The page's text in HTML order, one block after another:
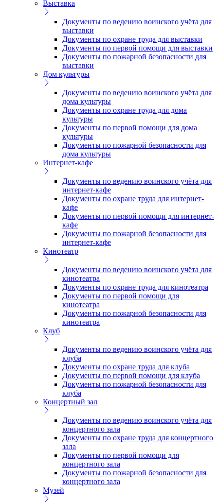
Выставка
Документы по ведению воинского учёта для
выставки
Документы по охране труда для выставки
Документы по первой помощи для выставки
Документы по пожарной безопасности для
выставки
Дом культуры
Документы по ведению воинского учёта для
дома культуры
Документы по охране труда для дома
культуры
Документы по первой помощи для дома
культуры
Документы по пожарной безопасности для
дома культуры
Интернет-кафе
Документы по ведению воинского учёта для
интернет-кафе
Документы по охране труда для интернет-
кафе
Документы по первой помощи для интернет-
кафе
Документы по пожарной безопасности для
интернет-кафе
Кинотеатр
Документы по ведению воинского учёта для
кинотеатра
Документы по охране труда для кинотеатра
Документы по первой помощи для
кинотеатра
Документы по пожарной безопасности для
кинотеатра
Клуб
Документы по ведению воинского учёта для
клуба
Документы по охране труда для клуба
Документы по первой помощи для клуба
Документы по пожарной безопасности для
клуба
Концертный зал
Документы по ведению воинского учёта для
концертного зала
Документы по охране труда для концертного
зала
Документы по первой помощи для
концертного зала
Документы по пожарной безопасности для
концертного зала
Музей